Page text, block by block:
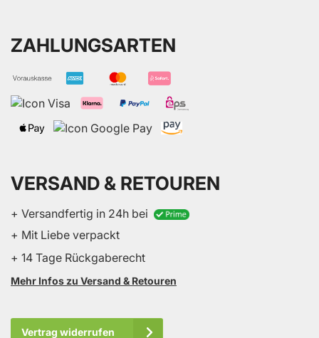
ZAHLUNGSARTEN
VERSAND & RETOUREN
+ Versandfertig in 24h bei
+ Mit Liebe verpackt
+ 14 Tage Rückgaberecht
Mehr Infos zu Versand & Retouren
Vertrag widerrufen